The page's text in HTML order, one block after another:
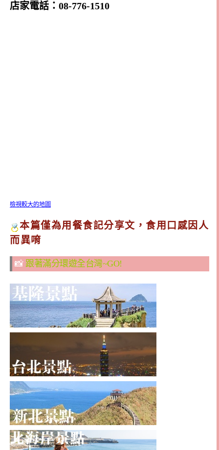
店家電話：08-776-1510
檢視較大的地圖
本篇僅為用餐食記分享文，食用口感因人
而異唷
📸 跟著滿分環遊全台灣~GO!